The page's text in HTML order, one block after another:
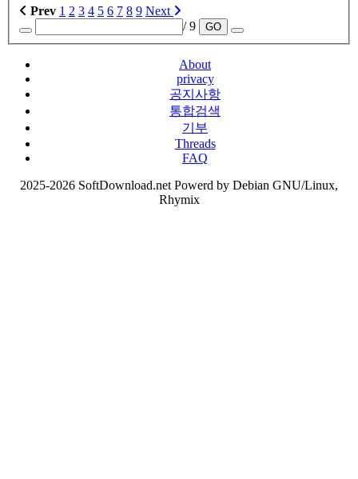
Prev 1 2 3 4 5 6 7 8 9 Next
/ 9
GO
About
privacy
공지사항
통합검색
기부
Threads
FAQ
2025-2026 SoftDownload.net Powerd by Debian GNU/Linux,
Rhymix